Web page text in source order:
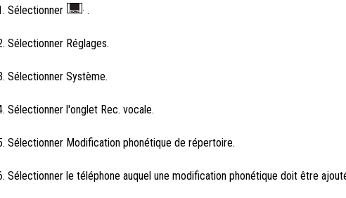
Sélectionner .
Sélectionner Réglages.
Sélectionner Système.
Sélectionner l'onglet Rec. vocale.
Sélectionner Modification phonétique de répertoire.
Sélectionner le téléphone auquel une modification phonétique doit être